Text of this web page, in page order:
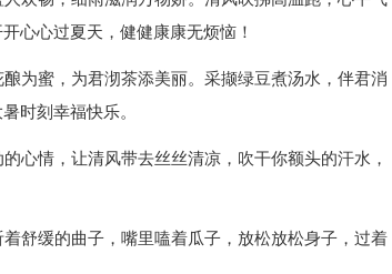
心心过夏天，健健康康无烦恼！
为蜜，为君沏茶添美丽。采撷绿豆煮汤水，伴君消
时刻幸福快乐。
心情，让清风带去丝丝清凉，吹干你额头的汗水，
舒缓的曲子，嘴里嗑着瓜子，放松放松身子，过着